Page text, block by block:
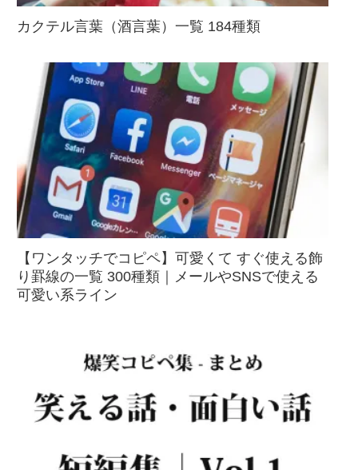
カクテル言葉（酒言葉）一覧 184種類
【ワンタッチでコピペ】可愛くて すぐ使える飾
り罫線の一覧 300種類｜メールやSNSで使える
可愛い系ライン